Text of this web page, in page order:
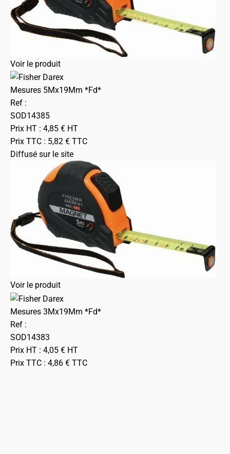
Voir le produit
Mesures 5Mx19Mm *Fd*
Ref :
SOD14385
Prix HT : 4,85 € HT
Prix TTC : 5,82 € TTC
Diffusé sur le site
Voir le produit
Mesures 3Mx19Mm *Fd*
Ref :
SOD14383
Prix HT : 4,05 € HT
Prix TTC : 4,86 € TTC